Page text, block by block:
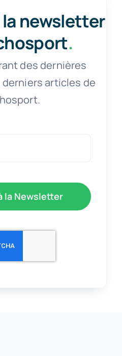
la newsletter
.
des dernières
articles de
la Newsletter